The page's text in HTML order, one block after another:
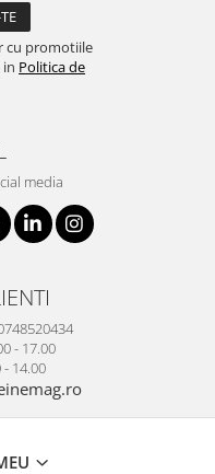
cu promotiile
Politica de
media
- 17.00
14.00